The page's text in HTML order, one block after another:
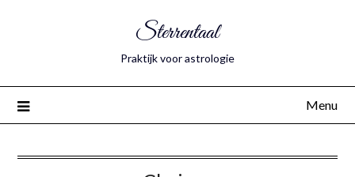
Sterrentaal
Praktijk voor astrologie
Menu